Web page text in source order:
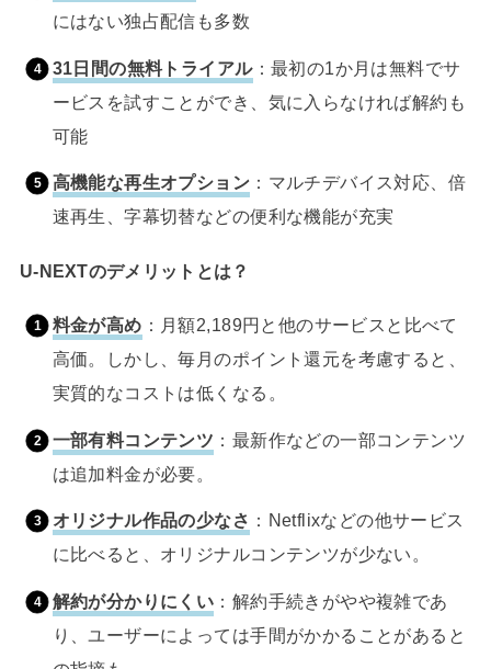
にはない独占配信も多数
31日間の無料トライアル：最初の1か月は無料でサ
ービスを試すことができ、気に入らなければ解約も
可能
高機能な再生オプション ：マルチデバイス対応、倍
速再生、字幕切替などの便利な機能が充実
U-NEXTのデメリットとは？
料金が高め ：月額2,189円と他のサービスと比べて
高価。しかし、毎月のポイント還元を考慮すると、
実質的なコストは低くなる。
一部有料コンテンツ ：最新作などの一部コンテンツ
は追加料金が必要。
オリジナル作品の少なさ ：Netflixなどの他サービス
に比べると、オリジナルコンテンツが少ない。
解約が分かりにくい ：解約手続きがやや複雑であ
り、ユーザーによっては手間がかかることがあると